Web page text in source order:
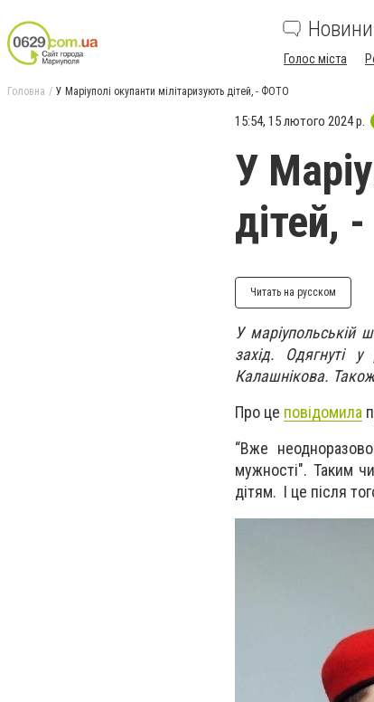
Новини
Голос міста
Головна У Маріуполі окупанти мілітаризують дітей, - ФОТО
15:54, 15 лютого 2024 р.
У
дітей,
Читать на русском
У маріупольській
захід. Одягнуті
Калашнікова.
Про це повідомила
“Вже
мужності". Таким
дітям. І це після